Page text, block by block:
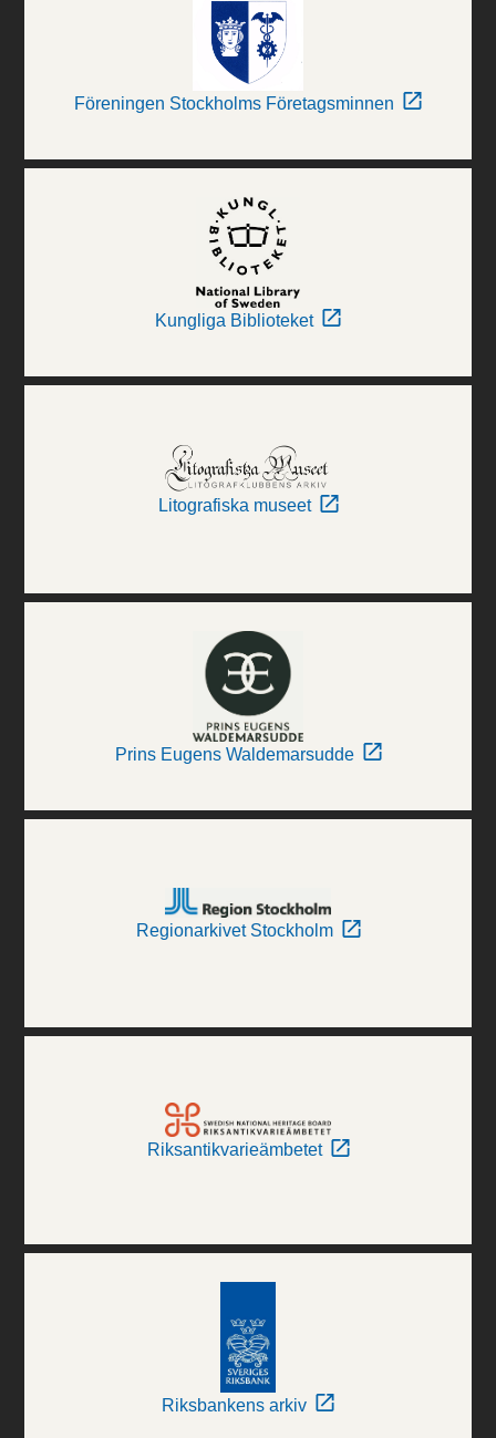
Föreningen Stockholms Företagsminnen
Kungliga Biblioteket
Litografiska museet
Prins Eugens Waldemarsudde
Regionarkivet Stockholm
Riksantikvarieämbetet
Riksbankens arkiv